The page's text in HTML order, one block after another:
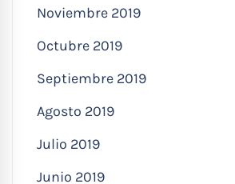
Noviembre 2019
Octubre 2019
Septiembre 2019
Agosto 2019
Julio 2019
Junio 2019